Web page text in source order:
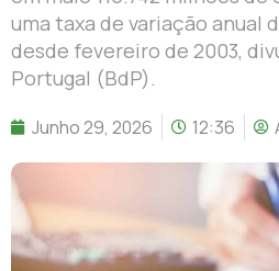
uma taxa de variação anual
desde fevereiro de 2003,
Portugal (BdP).
Junho 29, 2026 12:36